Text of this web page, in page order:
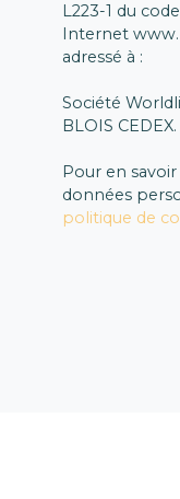
L223-1 du
Internet
adressé à :
Société
BLOIS CEDEX.
Pour en
données
politique de